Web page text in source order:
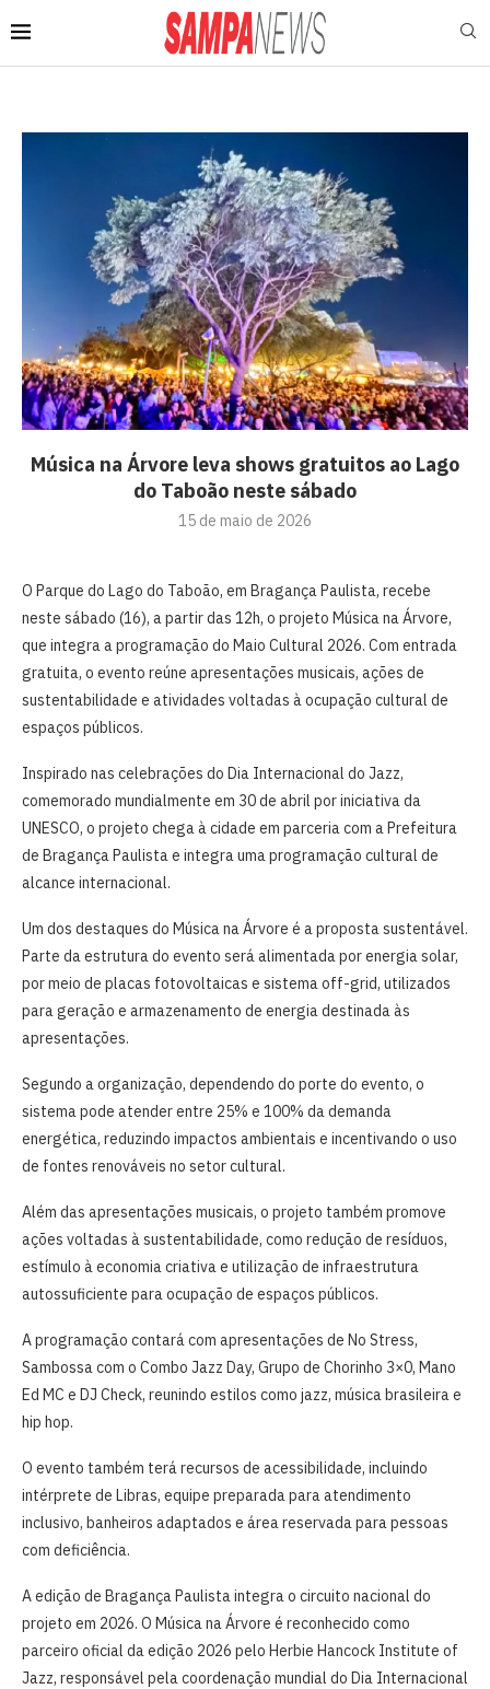
Música na Árvore leva shows gratuitos ao Lago
do Taboão neste sábado
15 de maio de 2026
O Parque do Lago do Taboão, em Bragança Paulista, recebe
neste sábado (16), a partir das 12h, o projeto Música na Árvore,
que integra a programação do Maio Cultural 2026. Com entrada
gratuita, o evento reúne apresentações musicais, ações de
sustentabilidade e atividades voltadas à ocupação cultural de
espaços públicos.
Inspirado nas celebrações do Dia Internacional do Jazz,
comemorado mundialmente em 30 de abril por iniciativa da
UNESCO, o projeto chega à cidade em parceria com a Prefeitura
de Bragança Paulista e integra uma programação cultural de
alcance internacional.
Um dos destaques do Música na Árvore é a proposta sustentável.
Parte da estrutura do evento será alimentada por energia solar,
por meio de placas fotovoltaicas e sistema off-grid, utilizados
para geração e armazenamento de energia destinada às
apresentações.
Segundo a organização, dependendo do porte do evento, o
sistema pode atender entre 25% e 100% da demanda
energética, reduzindo impactos ambientais e incentivando o uso
de fontes renováveis no setor cultural.
Além das apresentações musicais, o projeto também promove
ações voltadas à sustentabilidade, como redução de resíduos,
estímulo à economia criativa e utilização de infraestrutura
autossuficiente para ocupação de espaços públicos.
A programação contará com apresentações de No Stress,
Sambossa com o Combo Jazz Day, Grupo de Chorinho 3×0, Mano
Ed MC e DJ Check, reunindo estilos como jazz, música brasileira e
hip hop.
O evento também terá recursos de acessibilidade, incluindo
intérprete de Libras, equipe preparada para atendimento
inclusivo, banheiros adaptados e área reservada para pessoas
com deficiência.
A edição de Bragança Paulista integra o circuito nacional do
projeto em 2026. O Música na Árvore é reconhecido como
parceiro oficial da edição 2026 pelo Herbie Hancock Institute of
Jazz, responsável pela coordenação mundial do Dia Internacional